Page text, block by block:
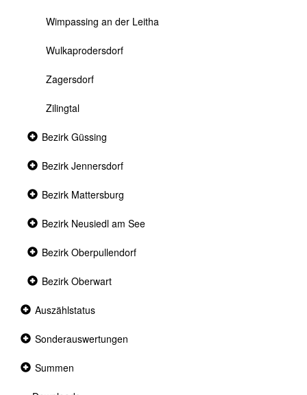
Wimpassing an der Leitha
Wulkaprodersdorf
Zagersdorf
Zilingtal
Collapsed
Bezirk Güssing
Collapsed
Bezirk Jennersdorf
Collapsed
Bezirk Mattersburg
Collapsed
Bezirk Neusiedl am See
Collapsed
Bezirk Oberpullendorf
Collapsed
Bezirk Oberwart
Collapsed
Auszählstatus
Collapsed
Sonderauswertungen
Collapsed
Summen